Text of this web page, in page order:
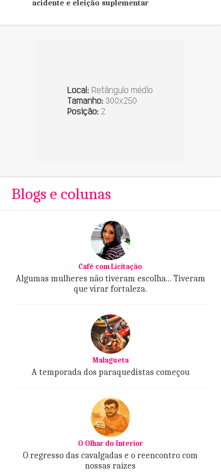
acidente e eleição suplementar
Blogs e colunas
Café com Licitação
Algumas mulheres não tiveram escolha... Tiveram
que virar fortaleza.
Malagueta
A temporada dos paraquedistas começou
O Olhar do Interior
O regresso das cavalgadas e o reencontro com
nossas raízes